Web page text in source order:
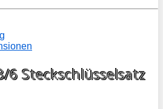
Steckschlüsselsatz